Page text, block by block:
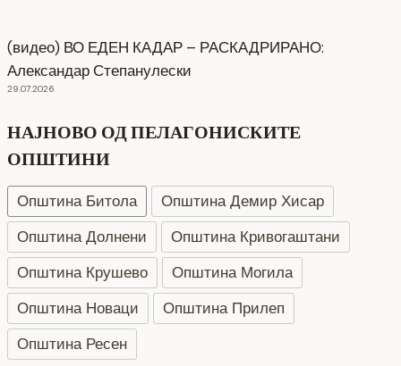
(видео) ВО ЕДЕН КАДАР – РАСКАДРИРАНО:
Александар Степанулески
29.07.2026
НАЈНОВО ОД ПЕЛАГОНИСКИТЕ
ОПШТИНИ
Општина Битола
Општина Демир Хисар
Општина Долнени
Општина Кривогаштани
Општина Крушево
Општина Могила
Општина Новаци
Општина Прилеп
Општина Ресен